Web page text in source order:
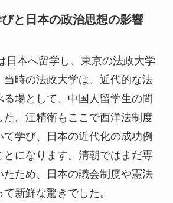
と日本の政治思想の影響
日本へ留学し、東京の法政大学
当時の法政大学は、近代的な法
場として、中国人留学生の間
た。汪精衛もここで西洋法制度
学び、日本の近代化の成功例
とになります。清朝ではまだ専
たため、日本の議会制度や憲法
新鮮な驚きでした。